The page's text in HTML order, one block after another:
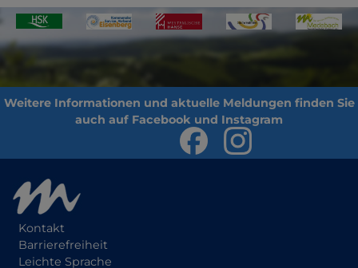
Kontakt
Barrierefreiheit
Leichte Sprache